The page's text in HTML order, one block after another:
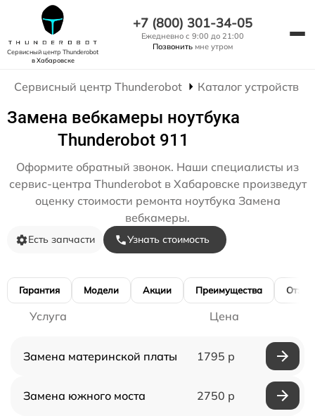
Сервисный центр Thunderobot
в Хабаровске
+7 (800) 301-34-05
Ежедневно с 9:00 до 21:00
Позвонить мне утром
Сервисный центр Thunderobot Каталог устройств
Замена вебкамеры ноутбука
Thunderobot 911
Оформите обратный звонок. Наши специалисты из
сервис-центра Thunderobot в Хабаровске произведут
оценку стоимости ремонта ноутбука Замена
вебкамеры.
Есть запчасти Узнать стоимость
Гарантия Модели Акции Преимущества
Услуга Цена
Замена материнской платы 1795 р
Замена южного моста 2750 р